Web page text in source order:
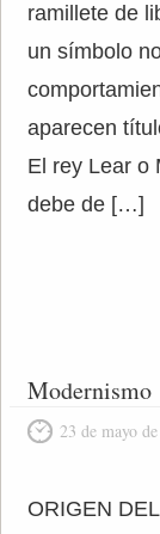
ramillete de
un símbolo
aparecen
El rey Lear o
debe de […]
Modernismo
23 de mayo
ORIGEN